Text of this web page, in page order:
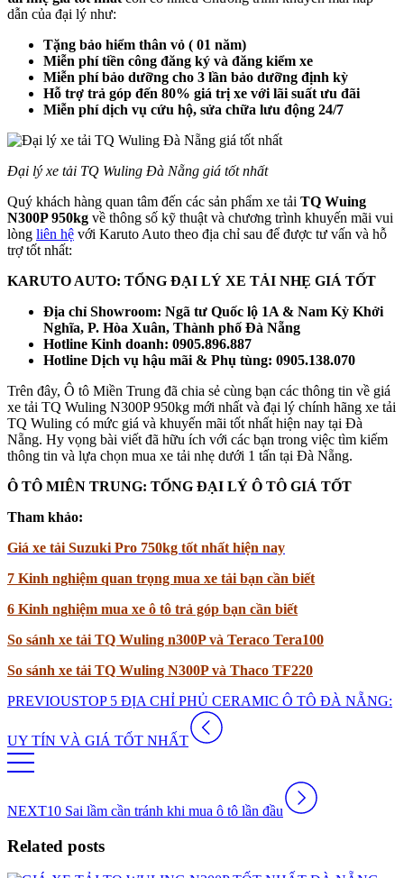
dẫn của đại lý như:
Tặng bảo hiểm thân vỏ ( 01 năm)
Miễn phí tiền công đăng ký và đăng kiểm xe
Miễn phí bảo dưỡng cho 3 lần bảo dưỡng định kỳ
Hỗ trợ trả góp đến 80% giá trị xe với lãi suất ưu đãi
Miễn phí dịch vụ cứu hộ, sửa chữa lưu động 24/7
Đại lý xe tải TQ Wuling Đà Nẵng giá tốt nhất
Quý khách hàng quan tâm đến các sản phẩm xe tải TQ Wuing
N300P 950kg về thông số kỹ thuật và chương trình khuyến mãi vui
lòng liên hệ với Karuto Auto theo địa chỉ sau để được tư vấn và hỗ
trợ tốt nhất:
KARUTO AUTO: TỔNG ĐẠI LÝ XE TẢI NHẸ GIÁ TỐT
Địa chỉ Showroom: Ngã tư Quốc lộ 1A & Nam Kỳ Khởi
Nghĩa, P. Hòa Xuân, Thành phố Đà Nẵng
Hotline Kinh doanh: 0905.896.887
Hotline Dịch vụ hậu mãi & Phụ tùng: 0905.138.070
Trên đây, Ô tô Miền Trung đã chia sẻ cùng bạn các thông tin về giá
xe tải TQ Wuling N300P 950kg mới nhất và đại lý chính hãng xe tải
TQ Wuling có mức giá và khuyến mãi tốt nhất hiện nay tại Đà
Nẵng. Hy vọng bài viết đã hữu ích với các bạn trong việc tìm kiếm
thông tin và lựa chọn mua xe tải nhẹ dưới 1 tấn tại Đà Nẵng.
Ô TÔ MIÊN TRUNG: TỔNG ĐẠI LÝ Ô TÔ GIÁ TỐT
Tham khảo:
Giá xe tải Suzuki Pro 750kg tốt nhất hiện nay
7 Kinh nghiệm quan trọng mua xe tải bạn cần biết
6 Kinh nghiệm mua xe ô tô trả góp bạn cần biết
So sánh xe tải TQ Wuling n300P và Teraco Tera100
So sánh xe tải TQ Wuling N300P và Thaco TF220
PREVIOUSTOP 5 ĐỊA CHỈ PHỦ CERAMIC Ô TÔ ĐÀ NẴNG:
UY TÍN VÀ GIÁ TỐT NHẤT
NEXT10 Sai lầm cần tránh khi mua ô tô lần đầu
Related posts